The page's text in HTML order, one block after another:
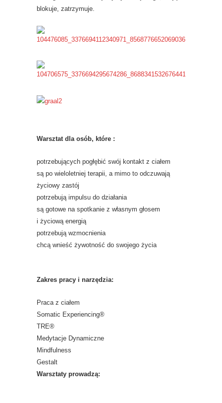
blokuje, zatrzymuje.
Warsztat dla osób, które :
potrzebujących pogłębić swój kontakt z ciałem
są po wieloletniej terapii, a mimo to odczuwają
życiowy zastój
potrzebują impulsu do działania
są gotowe na spotkanie z własnym głosem
i życiową energią
potrzebują wzmocnienia
chcą wnieść żywotność do swojego życia
Zakres pracy i narzędzia:
Praca z ciałem
Somatic Experiencing®
TRE®
Medytacje Dynamiczne
Mindfulness
Gestalt
Warsztaty prowadzą: